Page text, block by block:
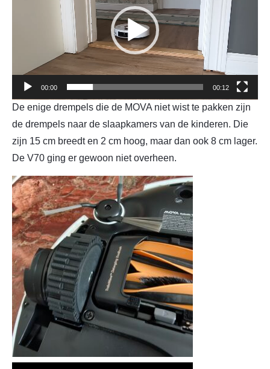
00:00 00:12
De enige drempels die de MOVA niet wist te pakken zijn
de drempels naar de slaapkamers van de kinderen. Die
zijn 15 cm breedt en 2 cm hoog, maar dan ook 8 cm lager.
De V70 ging er gewoon niet overheen.